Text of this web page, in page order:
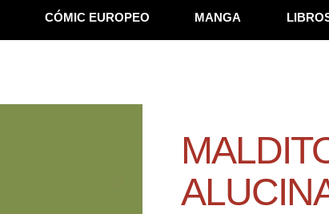
CÓMIC EUROPEO MANGA